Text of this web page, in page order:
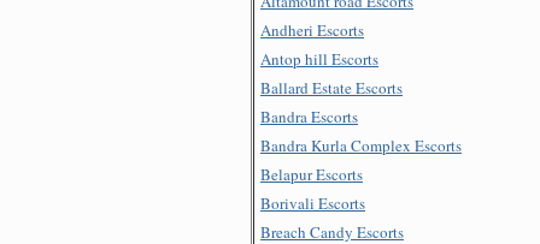
Andheri Escorts
Antop hill Escorts
Ballard Estate Escorts
Bandra Escorts
Bandra Kurla Complex Escorts
Belapur Escorts
Borivali Escorts
Breach Candy Escorts